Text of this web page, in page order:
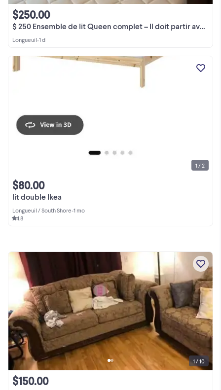
$ 250 Ensemble de lit Queen complet – Il doit partir avant mardi
$250.00
Longueuil•1 d
lit double Ikea
$80.00
Longueuil / South Shore•1 mo
4.8
1 / 2
$150.00
1 / 10